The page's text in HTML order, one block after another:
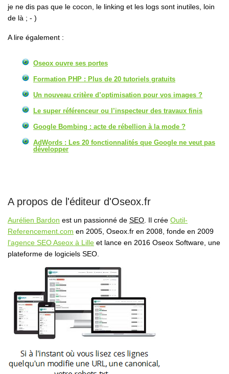
je ne dis pas que le cocon, le linking et les logs sont inutiles, loin
de là ; - )
A lire également :
Oseox ouvre ses portes
Formation PHP : Plus de 20 tutoriels gratuits
Un nouveau critère d’optimisation pour vos images ?
Le super référenceur ou l’inspecteur des travaux finis
Google Bombing : acte de rébellion à la mode ?
AdWords : Les 20 fonctionnalités que Google ne veut pas
développer
A propos de l'éditeur d'Oseox.fr
Aurélien Bardon est un passionné de SEO . Il crée Outil-
Referencement.com en 2005, Oseox.fr en 2008, fonde en 2009
l'agence SEO Aseox à Lille et lance en 2016 Oseox Software, une
plateforme de logiciels SEO.